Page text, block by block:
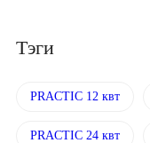
Тэги
PRACTIC 12 квт
PRACTIC 24 квт